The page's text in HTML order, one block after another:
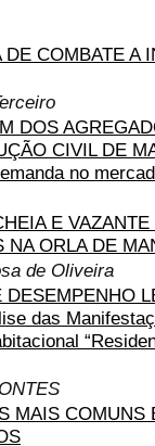
COMBATE A
DOS
CIVIL DE
no
E
NA ORLA DE
de Oliveira
das
MAIS COMUNS